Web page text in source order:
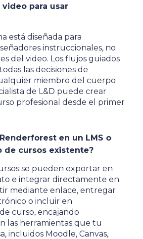
para usar
está diseñada para
instruccionales, no
del video. Los flujos guiados
las decisiones de
miembro del cuerpo
de L&D puede crear
profesional desde el primer
en un LMS o
de cursos existente?
se pueden exportar en
e integrar directamente en
mediante enlace, entregar
o incluir en
curso, encajando
las herramientas que tu
incluidos Moodle, Canvas,